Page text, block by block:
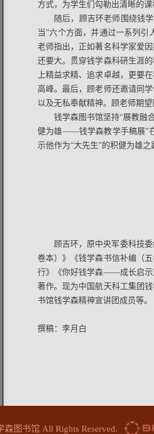
方式，为学生们勾勒出清晰的
随后，顾吉环老师围绕钱
当”六个方面，并通过一系列
老师指出，正如著名科学家爱
还要大。贯穿钱学森科研生涯
上精益求精、追求卓越，更要
高峰。最后，顾老师还邀请同
以及无私奉献精神。顾老师期
钱学森图书馆坚持“展教融
健为雄——钱学森教学手稿展”
示他作为“大先生”的积健为雄之
顾吉环，原中央军委科技
卷本）》《钱学森书信补编（
行》《你好钱学森——成长启示
著作。现为中国航天科工集团
书馆钱学森精神宣讲团成员等。
撰稿：李月白
森图书馆 All Rights Reserved.